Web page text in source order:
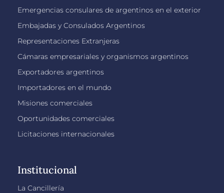
Emergencias consulares de argentinos en el exterior
Embajadas y Consulados Argentinos
Representaciones Extranjeras
Cámaras empresariales y organismos argentinos
Exportadores argentinos
Importadores en el mundo
Misiones comerciales
Oportunidades comerciales
Licitaciones internacionales
Institucional
La Cancillería